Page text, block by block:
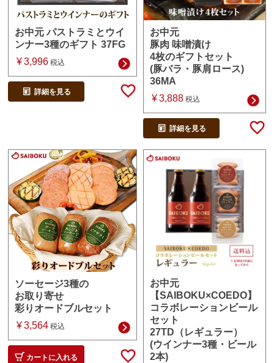
お中元 パストラミとウイ
ンナー3種のギフト 37FG
¥ 3,996 税込
詳細を見る
お中元
豚肉 味噌漬け
4枚のギフトセット
(豚バラ・豚肩ロース)
36MA
¥3,888 税込
詳細を見る
ソーセージ3種の
お取り寄せ
彩りオードブルセット
¥ 3,564 税込
カートに入れる
お中元
【SAIBOKU×COEDO】
コラボレーションビール
セット
27TD（レギュラー）
(ウインナー3種・ビール
2本)